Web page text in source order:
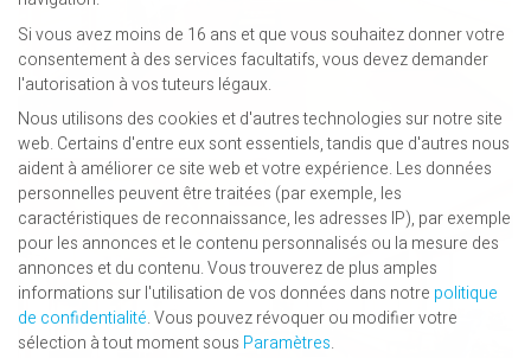
Si vous avez moins de 16 ans et que vous souhaitez donner votre
consentement à des services facultatifs, vous devez demander
l'autorisation à vos tuteurs légaux.
Nous utilisons des cookies et d'autres technologies sur notre site
web. Certains d'entre eux sont essentiels, tandis que d'autres nous
aident à améliorer ce site web et votre expérience. Les données
personnelles peuvent être traitées (par exemple, les
caractéristiques de reconnaissance, les adresses IP), par exemple
pour les annonces et le contenu personnalisés ou la mesure des
annonces et du contenu.Vous trouverez de plus amples
informations sur l'utilisation de vos données dans notre politique
de confidentialité.Vous pouvez révoquer ou modifier votre
sélection à tout moment sous Paramètres.